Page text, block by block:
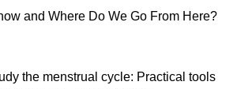
and Where Do We Go From Here?
the menstrual cycle: Practical tools